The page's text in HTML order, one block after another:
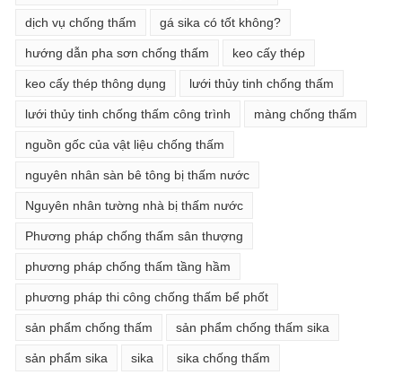
dịch vụ chống thấm gá sika có tốt không?
hướng dẫn pha sơn chống thấm keo cấy thép
keo cấy thép thông dụng lưới thủy tinh chống thấm
lưới thủy tinh chống thấm công trình màng chống thấm
nguồn gốc của vật liệu chống thấm
nguyên nhân sàn bê tông bị thấm nước
Nguyên nhân tường nhà bị thấm nước
Phương pháp chống thấm sân thượng
phương pháp chống thấm tầng hầm
phương pháp thi công chống thấm bể phốt
sản phẩm chống thấm sản phẩm chống thấm sika
sản phẩm sika sika sika chống thấm